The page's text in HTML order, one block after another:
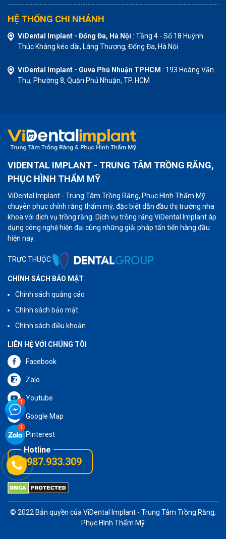
HỆ THỐNG CHI NHÁNH
ViDental Implant - Đống Đa, Hà Nội : Tầng 4 - Số 18 Huỳnh
Thúc Kháng kéo dài, Láng Thượng, Đống Đa, Hà Nội
ViDental Implant - Guva Phú Nhuận TPHCM : 193 Hoàng Văn
Thụ, Phường 8, Quận Phú Nhuận, TP. HCM
VIDENTAL IMPLANT - TRUNG TÂM TRỒNG RĂNG,
PHỤC HÌNH THẨM MỸ
ViDental Implant - Trung Tâm Trồng Răng, Phục Hình Thẩm Mỹ
chuyên phục chỉnh răng thẩm mỹ, đặc biệt dẫn đầu thị trường nha
khoa với dịch vụ trồng răng. Dịch vụ trồng răng ViDental Implant áp
dụng công nghệ hiện đại cùng những giải pháp tấn tiến hàng đầu
hiện nay.
TRỰC THUỘC
CHÍNH SÁCH BẢO MẬT
Chính sách quảng cáo
Chính sách bảo mật
Chính sách điều khoản
LIÊN HỆ VỚI CHÚNG TÔI
Facebook
Zalo
Youtube
Google Map
Pinterest
0987.933.309
© 2022 Bản quyền của ViDental Implant - Trung Tâm Trồng Răng,
Phục Hình Thẩm Mỹ